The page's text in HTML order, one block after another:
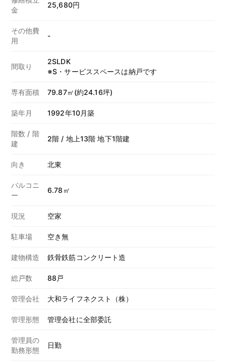
金
25,680円
その他費
用
-
間取り
2SLDK
※S・サービススペースは納戸です
専有面積 79.87㎡(約24.16坪)
築年月 1992年10月築
階数 / 階
建
2階 / 地上13階 地下1階建
向き 北東
バルコニ
ー
6.78㎡
現況 空家
駐車場 空き無
建物構造 鉄骨鉄筋コンクリート造
総戸数 88戸
管理会社 大和ライフネクスト（株）
管理形態 管理会社に全部委託
管理員の
勤務形態
日勤